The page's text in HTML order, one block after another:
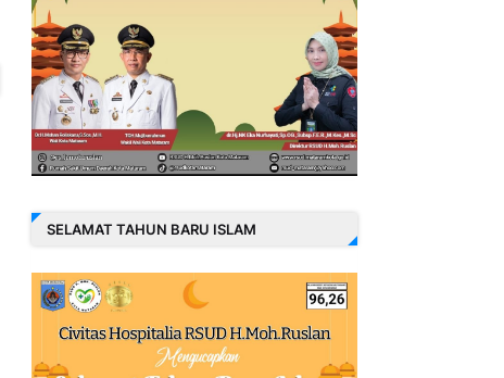
SELAMAT TAHUN BARU ISLAM